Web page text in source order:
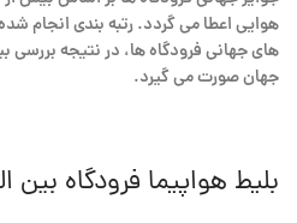
هوایی اعطا می گردد. رتبه بندی انجام
جهان صورت می گیرد.
بلیط هواپیما فرودگاه بین